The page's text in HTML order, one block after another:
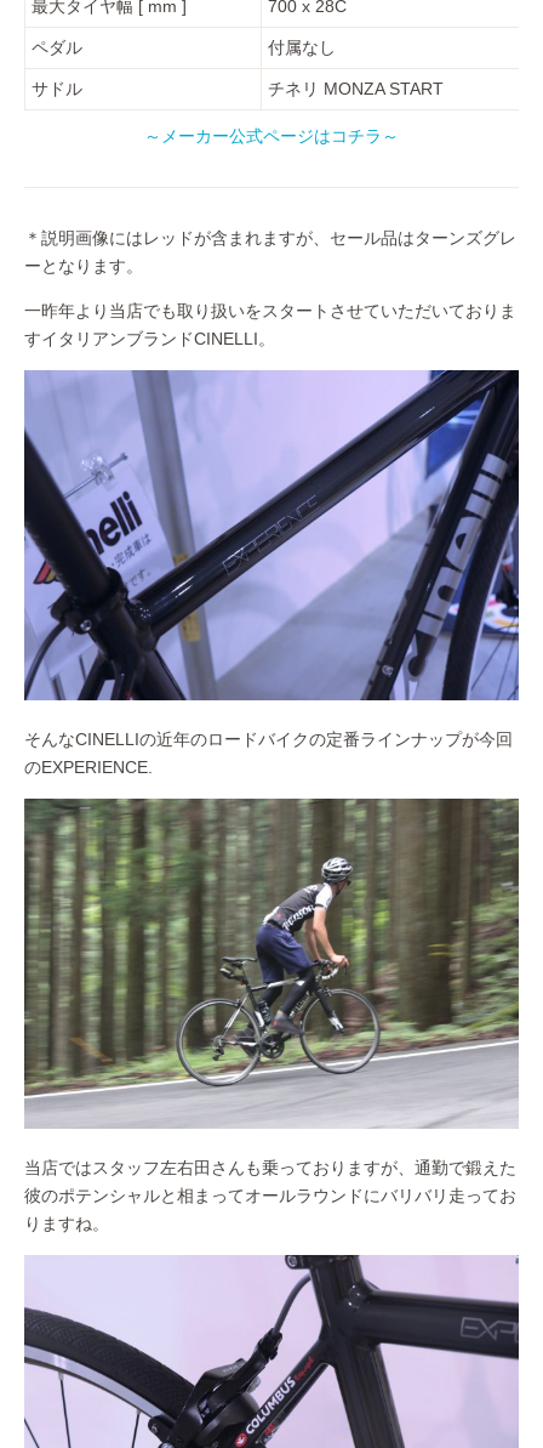
最大タイヤ幅 [ mm ] 700 x 28C
ペダル 付属なし
サドル チネリ MONZA START
～メーカー公式ページはコチラ～
＊説明画像にはレッドが含まれますが、セール品はターンズグレ
ーとなります。
一昨年より当店でも取り扱いをスタートさせていただいておりま
すイタリアンブランドCINELLI。
そんなCINELLIの近年のロードバイクの定番ラインナップが今回
のEXPERIENCE.
当店ではスタッフ左右田さんも乗っておりますが、通勤で鍛えた
彼のポテンシャルと相まってオールラウンドにバリバリ走ってお
りますね。